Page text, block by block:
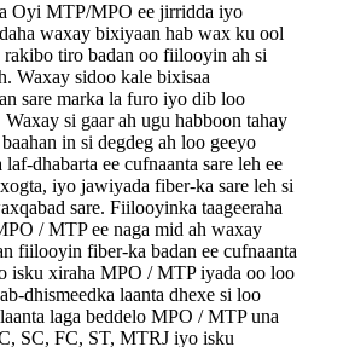
Oyi MTP/MPO ee jirridda iyo
waxay bixiyaan hab wax ku ool
rakibo tiro badan oo fiilooyin ah si
Waxay sidoo kale bixisaa
sare marka la furo iyo dib loo
Waxay si gaar ah ugu habboon tahay
in si degdeg ah loo geeyo
dhabarta ee cufnaanta sare leh ee
iyo jawiyada fiber-ka sare leh si
sare. Fiilooyinka taageeraha
/ MTP ee naga mid ah waxay
fiilooyin fiber-ka badan ee cufnaanta
isku xiraha MPO / MTP iyada oo loo
dhismeedka laanta dhexe si loo
laga beddelo MPO / MTP una
SC, FC, ST, MTRJ iyo isku